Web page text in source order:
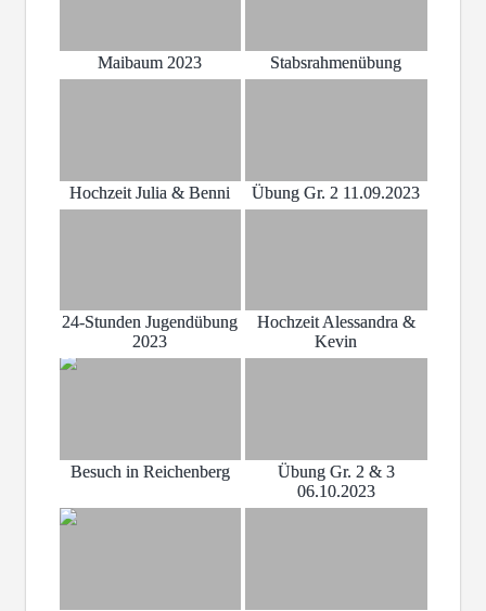
Maibaum 2023 Stabsrahmenübung
Hochzeit Julia & Benni Übung Gr. 2 11.09.2023
24-Stunden Jugendübung
2023
Hochzeit Alessandra &
Kevin
Besuch in Reichenberg
Übung Gr. 2 & 3
06.10.2023